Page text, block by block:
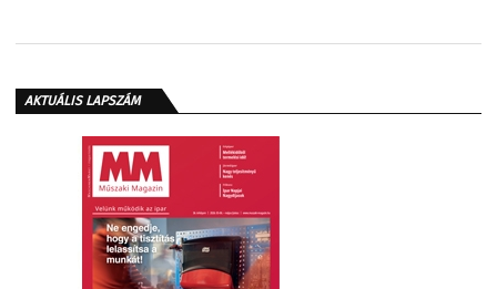
AKTUÁLIS LAPSZÁM